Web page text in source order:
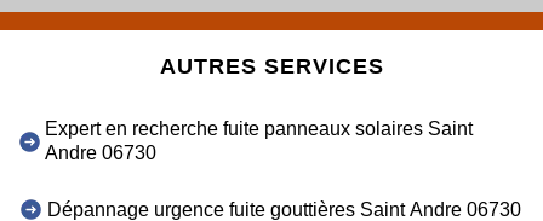
AUTRES SERVICES
Expert en recherche fuite panneaux solaires Saint
Andre 06730
Dépannage urgence fuite gouttières Saint Andre 06730